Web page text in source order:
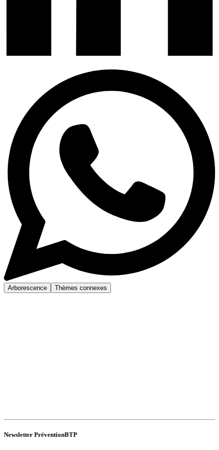
Arborescence Thèmes connexes
Newsletter PréventionBTP